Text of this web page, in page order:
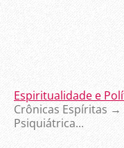
Espiritualidade e
Crônicas Espíritas →
Psiquiátrica...